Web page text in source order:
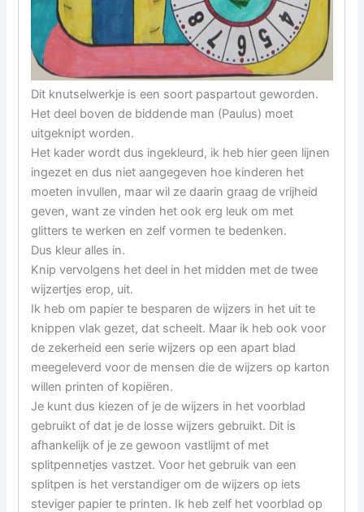
Dit knutselwerkje is een soort paspartout geworden.
Het deel boven de biddende man (Paulus) moet
uitgeknipt worden.
Het kader wordt dus ingekleurd, ik heb hier geen lijnen
ingezet en dus niet aangegeven hoe kinderen het
moeten invullen, maar wil ze daarin graag de vrijheid
geven, want ze vinden het ook erg leuk om met
glitters te werken en zelf vormen te bedenken.
Dus kleur alles in.
Knip vervolgens het deel in het midden met de twee
wijzertjes erop, uit.
Ik heb om papier te besparen de wijzers in het uit te
knippen vlak gezet, dat scheelt. Maar ik heb ook voor
de zekerheid een serie wijzers op een apart blad
meegeleverd voor de mensen die de wijzers op karton
willen printen of kopiëren.
Je kunt dus kiezen of je de wijzers in het voorblad
gebruikt of dat je de losse wijzers gebruikt. Dit is
afhankelijk of je ze gewoon vastlijmt of met
splitpennetjes vastzet. Voor het gebruik van een
splitpen is het verstandiger om de wijzers op iets
steviger papier te printen. Ik heb zelf het voorblad op